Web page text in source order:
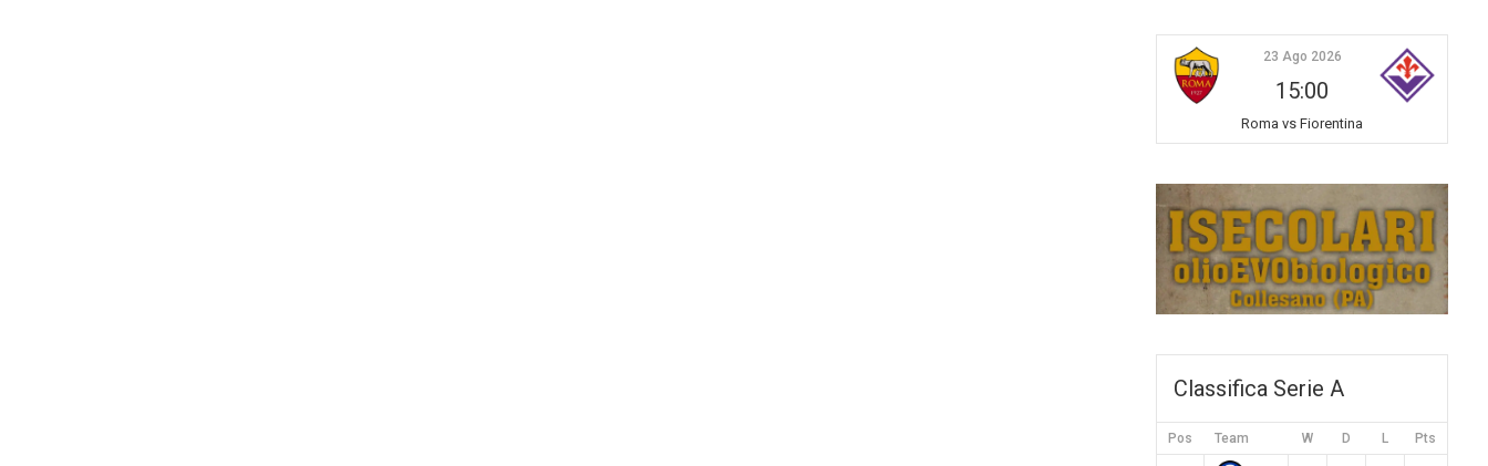
23 Ago 2026
15:00
Roma vs Fiorentina
Classifica Serie A
Pos Team W D L Pts